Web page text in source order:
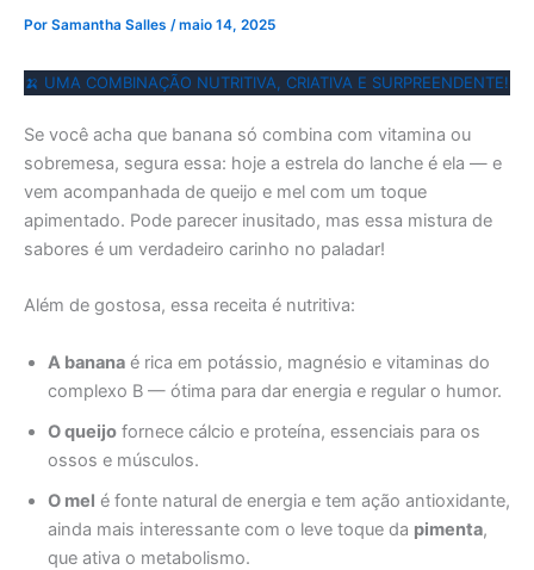
Por Samantha Salles /maio 14, 2025
🍌 UMA COMBINAÇÃO NUTRITIVA, CRIATIVA E SURPREENDENTE!
Se você acha que banana só combina com vitamina ou
sobremesa, segura essa: hoje a estrela do lanche é ela — e
vem acompanhada de queijo e mel com um toque
apimentado. Pode parecer inusitado, mas essa mistura de
sabores é um verdadeiro carinho no paladar!
Além de gostosa, essa receita é nutritiva:
A banana é rica em potássio, magnésio e vitaminas do
complexo B — ótima para dar energia e regular o humor.
O queijo fornece cálcio e proteína, essenciais para os
ossos e músculos.
O mel é fonte natural de energia e tem ação antioxidante,
ainda mais interessante com o leve toque da pimenta,
que ativa o metabolismo.